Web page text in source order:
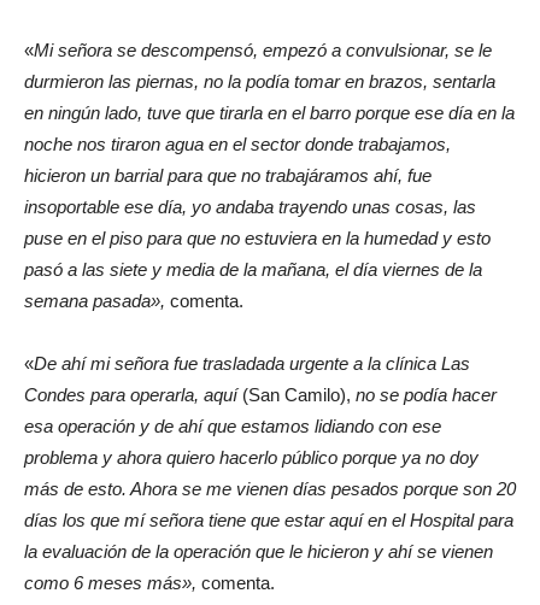
«Mi señora se descompensó, empezó a convulsionar, se le
durmieron las piernas, no la podía tomar en brazos, sentarla
en ningún lado, tuve que tirarla en el barro porque ese día en la
noche nos tiraron agua en el sector donde trabajamos,
hicieron un barrial para que no trabajáramos ahí, fue
insoportable ese día, yo andaba trayendo unas cosas, las
puse en el piso para que no estuviera en la humedad y esto
pasó a las siete y media de la mañana, el día viernes de la
semana pasada», comenta.
«De ahí mi señora fue trasladada urgente a la clínica Las
Condes para operarla, aquí(San Camilo), no se podía hacer
esa operación y de ahí que estamos lidiando con ese
problema y ahora quiero hacerlo público porque ya no doy
más de esto. Ahora se me vienen días pesados porque son 20
días los que mí señora tiene que estar aquí en el Hospital para
la evaluación de la operación que le hicieron y ahí se vienen
como 6 meses más», comenta.